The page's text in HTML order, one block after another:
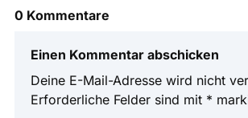
0 Kommentare
Einen Kommentar abschicken
Deine E-Mail-Adresse wird nicht
Erforderliche Felder sind mit *